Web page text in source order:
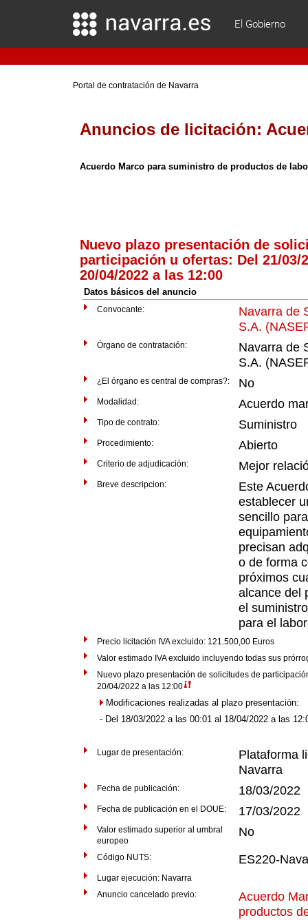
El Gobierno
Portal de contratación de Navarra
Anuncios de licitación:
Acuerdo Marco para suministro de productos de
Nuevo plazo presentación de
participación u ofertas: Del 21/03/
20/04/2022 a las 12:00
Datos básicos del anuncio
Convocante:
Navarra de
S.A.
Órgano de contratación:
Navarra de
S.A.
¿El órgano es central de compras?: No
Modalidad: Acuerdo
Tipo de contrato: Suministro
Procedimiento: Abierto
Criterio de adjudicación: Mejor
Breve descripcion:
Este
establecer
sencillo
precisan
o de forma
próximos
alcance del
el
para el
Precio licitación IVA excluido: 121.500,00 Euros
Valor estimado IVA excluido incluyendo todas sus
Nuevo plazo presentación de solicitudes de
20/04/2022 a las 12:00
Modificaciones realizadas al plazo presentación:
- Del 18/03/2022 a las 00:01 al 18/04/2022 a las
Lugar de presentación:
Plataforma
Navarra
Fecha de publicación: 18/03/2022
Fecha de publicación en el DOUE: 17/03/2022
Valor estimado superior al umbral
europeo
No
Código NUTS: ES220-
Lugar ejecución: Navarra
Anuncio cancelado previo:
Acuerdo
productos